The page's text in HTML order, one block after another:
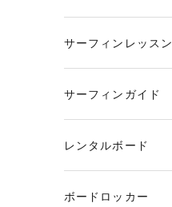
サーフィンレッスン
サーフィンガイド
レンタルボード
ボードロッカー